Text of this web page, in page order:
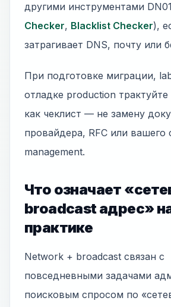
другими инструментами
Checker, Blacklist Checker),
затрагивает DNS, почту или
При подготовке миграции,
отладке production
как чеклист — не замену
провайдера, RFC или вашего
management.
Что означает
broadcast адрес»
практике
Network + broadcast связан с
повседневными задачами
поисковым спросом по